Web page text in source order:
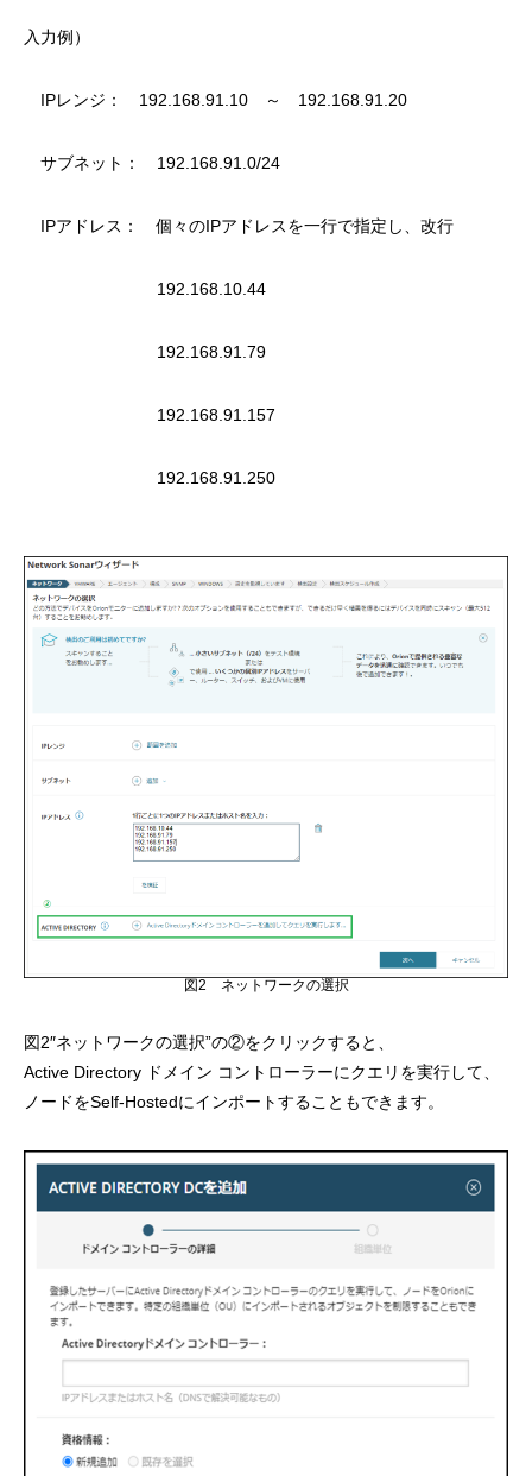
入力例）
IPレンジ： 192.168.91.10 ～ 192.168.91.20
サブネット： 192.168.91.0/24
IPアドレス： 個々のIPアドレスを一行で指定し、改行
192.168.10.44
192.168.91.79
192.168.91.157
192.168.91.250
図2 ネットワークの選択
図2″ネットワークの選択”の②をクリックすると、
Active Directory ドメイン コントローラーにクエリを実行して、
ノードをSelf-Hostedにインポートすることもできます。